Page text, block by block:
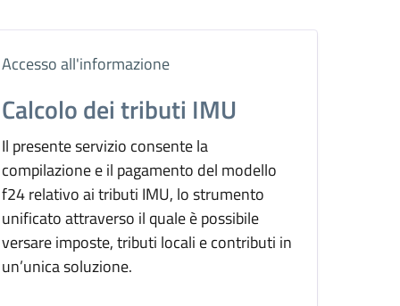
Accesso all'informazione
Calcolo dei tributi IMU
Il presente servizio consente la
compilazione e il pagamento del modello
f24 relativo ai tributi IMU, lo strumento
unificato attraverso il quale è possibile
versare imposte, tributi locali e contributi in
un’unica soluzione.